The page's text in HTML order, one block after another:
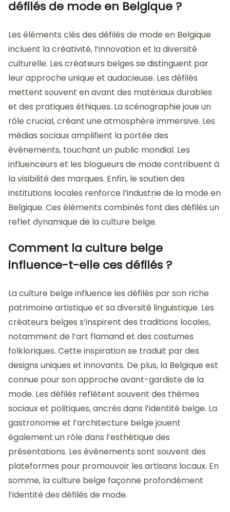
défilés de mode en Belgique ?
Les éléments clés des défilés de mode en Belgique
incluent la créativité, l’innovation et la diversité
culturelle. Les créateurs belges se distinguent par
leur approche unique et audacieuse. Les défilés
mettent souvent en avant des matériaux durables
et des pratiques éthiques. La scénographie joue un
rôle crucial, créant une atmosphère immersive. Les
médias sociaux amplifient la portée des
événements, touchant un public mondial. Les
influenceurs et les blogueurs de mode contribuent à
la visibilité des marques. Enfin, le soutien des
institutions locales renforce l’industrie de la mode en
Belgique. Ces éléments combinés font des défilés un
reflet dynamique de la culture belge.
Comment la culture belge
influence-t-elle ces défilés ?
La culture belge influence les défilés par son riche
patrimoine artistique et sa diversité linguistique. Les
créateurs belges s’inspirent des traditions locales,
notamment de l’art flamand et des costumes
folkloriques. Cette inspiration se traduit par des
designs uniques et innovants. De plus, la Belgique est
connue pour son approche avant-gardiste de la
mode. Les défilés reflètent souvent des thèmes
sociaux et politiques, ancrés dans l’identité belge. La
gastronomie et l’architecture belge jouent
également un rôle dans l’esthétique des
présentations. Les événements sont souvent des
plateformes pour promouvoir les artisans locaux. En
somme, la culture belge façonne profondément
l’identité des défilés de mode.